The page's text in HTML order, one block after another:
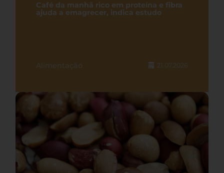
Café da manhã rico em proteína e fibra
ajuda a emagrecer, indica estudo
Alimentação 21.07.2026